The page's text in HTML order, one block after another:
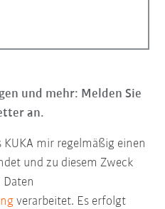
und mehr: Melden Sie
an.
mir regelmäßig einen
und zu diesem Zweck
verarbeitet. Es erfolgt